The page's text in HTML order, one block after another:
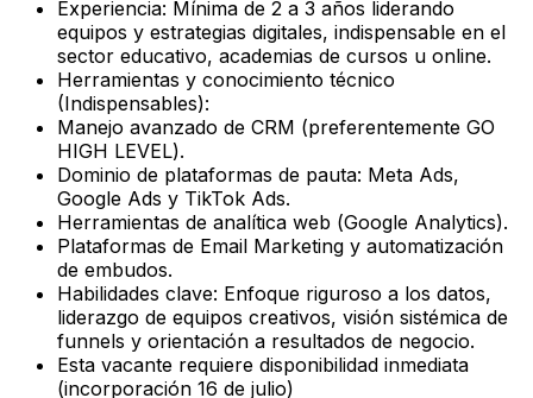
Experiencia: Mínima de 2 a 3 años liderando
equipos y estrategias digitales, indispensable en el
sector educativo, academias de cursos u online.
Herramientas y conocimiento técnico
(Indispensables):
Manejo avanzado de CRM (preferentemente GO
HIGH LEVEL).
Dominio de plataformas de pauta: Meta Ads,
Google Ads y TikTok Ads.
Herramientas de analítica web (Google Analytics).
Plataformas de Email Marketing y automatización
de embudos.
Habilidades clave: Enfoque riguroso a los datos,
liderazgo de equipos creativos, visión sistémica de
funnels y orientación a resultados de negocio.
Esta vacante requiere disponibilidad inmediata
(incorporación 16 de julio)